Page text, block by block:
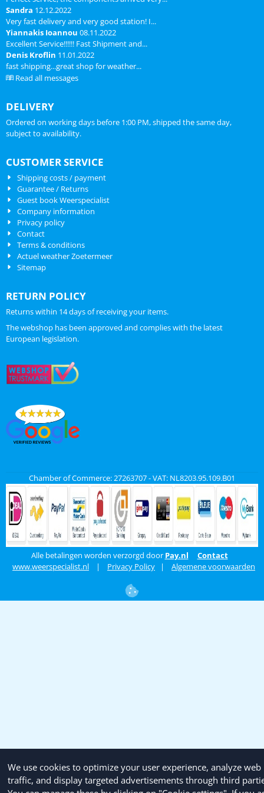
Sandra 12.12.2022
Very fast delivery and very good station! I...
Yiannakis Ioannou 08.11.2022
Excellent Service!!!!!! Fast Shipment and...
Denis Kroflin 11.01.2022
fast shipping...great shop for weather...
Read all messages
DELIVERY
Ordered on working days before 1:00 PM, shipped the same day,
subject to availability.
CUSTOMER SERVICE
Shipping costs / payment
Guarantee / Returns
Guest book Weerspecialist
Company information
Privacy policy
Contact
Terms & conditions
Actuel weather Zoetermeer
Sitemap
RETURN POLICY
Returns within 14 days of receiving your items.
The webshop has been approved and complies with the latest
European legislation.
Chamber of Commerce: 27263707 - VAT: NL8203.95.109.B01
Alle betalingen worden verzorgd door Pay.nl
Contact
www.weerspecialist.nl | Privacy Policy | Algemene voorwaarden
We use cookies to optimize your user experience, analyze web
traffic, and display targeted advertisements through third